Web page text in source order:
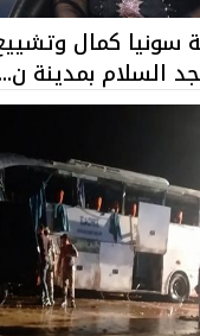
سونيا كمال
السلام بمدينة ن...